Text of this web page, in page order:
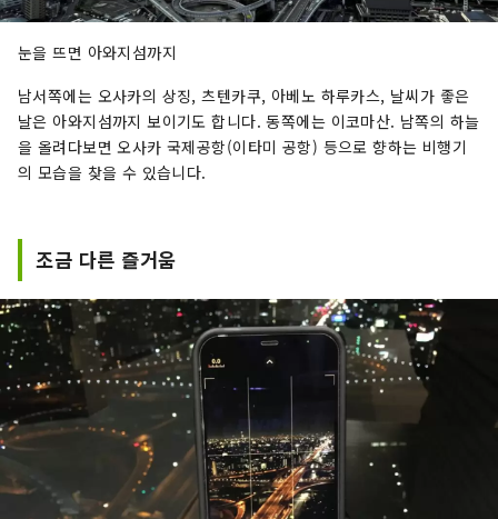
눈을 뜨면 아와지섬까지
남서쪽에는 오사카의 상징, 츠텐카쿠, 아베노 하루카스, 날씨가 좋은
날은 아와지섬까지 보이기도 합니다. 동쪽에는 이코마산. 남쪽의 하늘
을 올려다보면 오사카 국제공항(이타미 공항) 등으로 향하는 비행기
의 모습을 찾을 수 있습니다.
조금 다른 즐거움